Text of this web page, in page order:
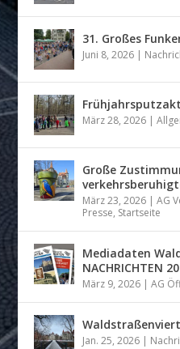
31. Großes
Juni 8, 2026 |
März 28, 2026 |
Große
März 23, 2026 |AG
Presse, Startseite
Mediadaten
NACHRICHTEN
März 9, 2026 |AG
Jan. 25, 2026 |